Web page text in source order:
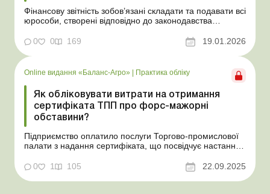
Фінансову звітність зобов’язані складати та подавати всі
юрособи, створені відповідно до законодавства
створених згідно із законодавством іноземної держави.
У статті розповімо, у які строки та за якими формами
потрібно подавати фінзвітність, у...
0 0 169 19.01.2026
Online видання «Баланс-Агро» | Практика обліку
Як обліковувати витрати на отримання
сертифіката ТПП про форс-мажорні
обставини?
Підприємство оплатило послуги Торгово-промислової
палати з надання сертифіката, що посвідчує настання
бухгалтерський рахунок віднести суму такої оплати?
Баланс-Агро № 38 від 23 вересня 2025 року Практична
ситуація Підприємство оплатило послуги Тор...
0 1 105 22.09.2025